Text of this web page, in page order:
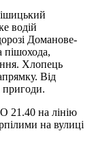
водій
Доманове-
пішохода,
Хлопець
Від
пригоди.
21.40 на лінію
на вулиці